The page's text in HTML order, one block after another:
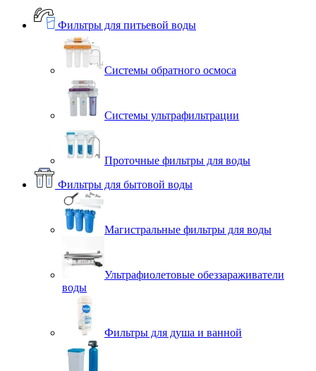
Фильтры для питьевой воды
Системы обратного осмоса
Системы ультрафильтрации
Проточные фильтры для воды
Фильтры для бытовой воды
Магистральные фильтры для воды
Ультрафиолетовые обеззараживатели
воды
Фильтры для душа и ванной